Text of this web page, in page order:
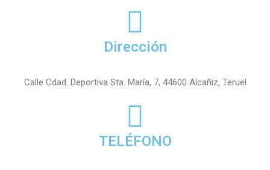
Dirección
Calle Cdad. Deportiva Sta. María, 7, 44600 Alcañiz, Teruel
TELÉFONO